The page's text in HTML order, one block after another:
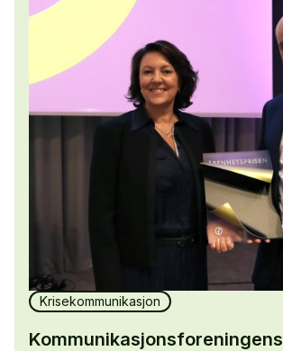
Krisekommunikasjon
Kommunikasjonsforeningens